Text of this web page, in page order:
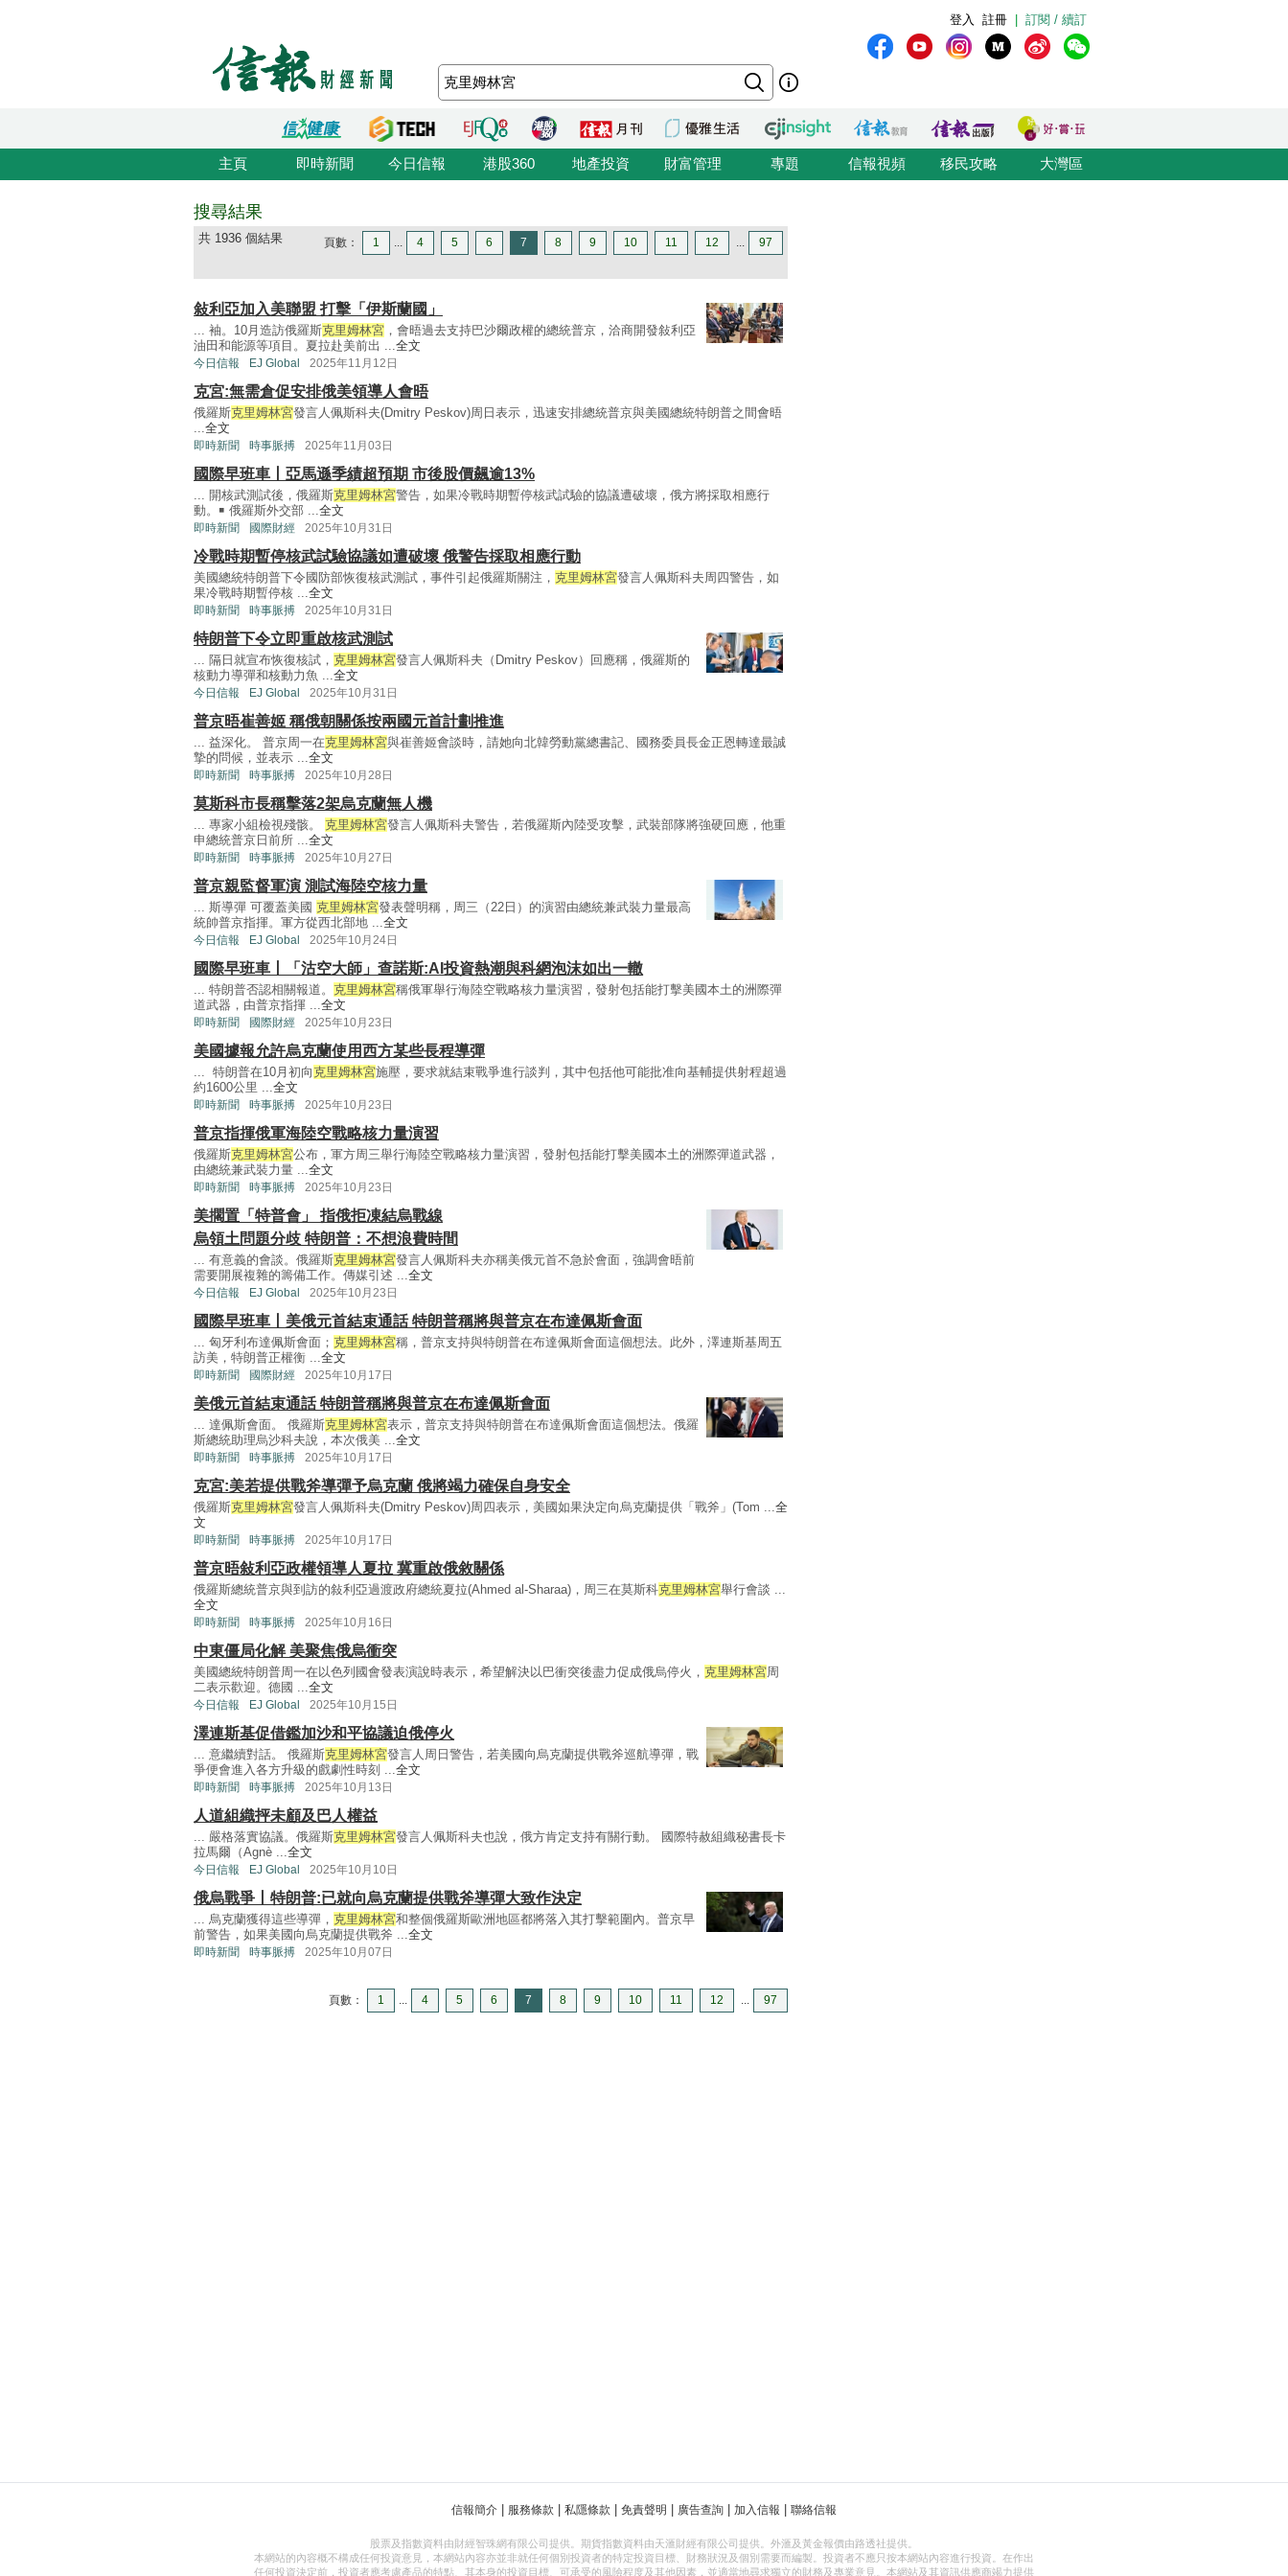
訂閱 / 續訂
註冊
登入
主頁 即時新聞 今日信報 港股360 地產投資 財富管理 專題 信報視頻 移民攻略 大灣區
搜尋結果
共 1936 個結果 頁數： 1 ... 4 5 6 7 8 9 10 11 12 ... 97
敍利亞加入美聯盟 打擊「伊斯蘭國」
... 袖。10月造訪俄羅斯克里姆林宮 ，會晤過去支持巴沙爾政權的總統普京，洽商開發敍利亞
油田和能源等項目。夏拉赴美前出 ...全文
今日信報 EJ Global 2025年11月12日
克宮:無需倉促安排俄美領導人會晤
俄羅斯克里姆林宮發言人佩斯科夫(Dmitry Peskov)周日表示，迅速安排總統普京與美國總統特朗普之間會晤
...全文
即時新聞 時事脈搏 2025年11月03日
國際早班車丨亞馬遜季績超預期 市後股價飆逾13%
... 開核武測試後，俄羅斯克里姆林宮警告，如果冷戰時期暫停核武試驗的協議遭破壞，俄方將採取相應行
動。￭ 俄羅斯外交部 ...全文
即時新聞 國際財經 2025年10月31日
冷戰時期暫停核武試驗協議如遭破壞 俄警告採取相應行動
美國總統特朗普下令國防部恢復核武測試，事件引起俄羅斯關注， 克里姆林宮發言人佩斯科夫周四警告，如
果冷戰時期暫停核 ...全文
即時新聞 時事脈搏 2025年10月31日
特朗普下令立即重啟核武測試
... 隔日就宣布恢復核試， 克里姆林宮發言人佩斯科夫（Dmitry Peskov）回應稱，俄羅斯的
核動力導彈和核動力魚 ...全文
今日信報 EJ Global 2025年10月31日
普京晤崔善姬 稱俄朝關係按兩國元首計劃推進
... 益深化。 普京周一在克里姆林宮與崔善姬會談時，請她向北韓勞動黨總書記、國務委員長金正恩轉達最誠
摯的問候，並表示 ...全文
即時新聞 時事脈搏 2025年10月28日
莫斯科市長稱擊落2架烏克蘭無人機
... 專家小組檢視殘骸。 克里姆林宮發言人佩斯科夫警告，若俄羅斯內陸受攻擊，武裝部隊將強硬回應，他重
申總統普京日前所 ...全文
即時新聞 時事脈搏 2025年10月27日
普京親監督軍演 測試海陸空核力量
... 斯導彈 可覆蓋美國 克里姆林宮發表聲明稱，周三（22日）的演習由總統兼武裝力量最高
統帥普京指揮。軍方從西北部地 ...全文
今日信報 EJ Global 2025年10月24日
國際早班車丨「沽空大師」查諾斯:AI投資熱潮與科網泡沫如出一轍
... 特朗普否認相關報道。 克里姆林宮稱俄軍舉行海陸空戰略核力量演習，發射包括能打擊美國本土的洲際彈
道武器，由普京指揮 ...全文
即時新聞 國際財經 2025年10月23日
美國據報允許烏克蘭使用西方某些長程導彈
... 特朗普在10月初向 克里姆林宮施壓，要求就結束戰爭進行談判，其中包括他可能批准向基輔提供射程超過
約1600公里 ...全文
即時新聞 時事脈搏 2025年10月23日
普京指揮俄軍海陸空戰略核力量演習
俄羅斯克里姆林宮公布，軍方周三舉行海陸空戰略核力量演習，發射包括能打擊美國本土的洲際彈道武器，
由總統兼武裝力量 ...全文
即時新聞 時事脈搏 2025年10月23日
美擱置「特普會」 指俄拒凍結烏戰線
烏領土問題分歧 特朗普：不想浪費時間
... 有意義的會談。俄羅斯克里姆林宮發言人佩斯科夫亦稱美俄元首不急於會面，強調會晤前
需要開展複雜的籌備工作。傳媒引述 ...全文
今日信報 EJ Global 2025年10月23日
國際早班車丨美俄元首結束通話 特朗普稱將與普京在布達佩斯會面
... 匈牙利布達佩斯會面； 克里姆林宮稱，普京支持與特朗普在布達佩斯會面這個想法。此外，澤連斯基周五
訪美，特朗普正權衡 ...全文
即時新聞 國際財經 2025年10月17日
美俄元首結束通話 特朗普稱將與普京在布達佩斯會面
... 達佩斯會面。 俄羅斯克里姆林宮表示，普京支持與特朗普在布達佩斯會面這個想法。俄羅
斯總統助理烏沙科夫說，本次俄美 ...全文
即時新聞 時事脈搏 2025年10月17日
克宮:美若提供戰斧導彈予烏克蘭 俄將竭力確保自身安全
俄羅斯克里姆林宮發言人佩斯科夫(Dmitry Peskov)周四表示，美國如果決定向烏克蘭提供「戰斧」(Tom ...全
文
即時新聞 時事脈搏 2025年10月17日
普京晤敍利亞政權領導人夏拉 冀重啟俄敘關係
俄羅斯總統普京與到訪的敍利亞過渡政府總統夏拉(Ahmed al-Sharaa)，周三在莫斯科克里姆林宮舉行會談 ...
全文
即時新聞 時事脈搏 2025年10月16日
中東僵局化解 美聚焦俄烏衝突
美國總統特朗普周一在以色列國會發表演說時表示，希望解決以巴衝突後盡力促成俄烏停火， 克里姆林宮周
二表示歡迎。德國 ...全文
今日信報 EJ Global 2025年10月15日
澤連斯基促借鑑加沙和平協議迫俄停火
... 意繼續對話。 俄羅斯克里姆林宮發言人周日警告，若美國向烏克蘭提供戰斧巡航導彈，戰
爭便會進入各方升級的戲劇性時刻 ...全文
即時新聞 時事脈搏 2025年10月13日
人道組織抨未顧及巴人權益
... 嚴格落實協議。俄羅斯克里姆林宮發言人佩斯科夫也說，俄方肯定支持有關行動。 國際特赦組織秘書長卡
拉馬爾（Agnè ...全文
今日信報 EJ Global 2025年10月10日
俄烏戰爭丨特朗普:已就向烏克蘭提供戰斧導彈大致作決定
... 烏克蘭獲得這些導彈， 克里姆林宮和整個俄羅斯歐洲地區都將落入其打擊範圍內。普京早
前警告，如果美國向烏克蘭提供戰斧 ...全文
即時新聞 時事脈搏 2025年10月07日
頁數： 1 ... 4 5 6 7 8 9 10 11 12 ... 97
信報簡介 服務條款 私隱條款 免責聲明 廣告查詢 加入信報 聯絡信報
股票及指數資料由財經智珠網有限公司提供。期貨指數資料由天滙財經有限公司提供。外滙及黃金報價由路透社提供。
本網站的內容概不構成任何投資意見，本網站內容亦並非就任何個別投資者的特定投資目標、財務狀況及個別需要而編製。投資者不應只按本網站內容進行投資。在作出
任何投資決定前，投資者應考慮產品的特點、其本身的投資目標、可承受的風險程度及其他因素，並適當地尋求獨立的財務及專業意見。本網站及其資訊供應商竭力提供